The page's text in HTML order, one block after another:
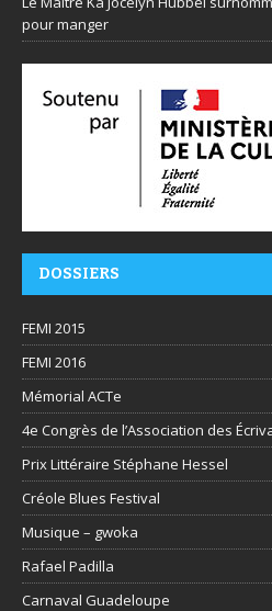
pour manger
DOSSIERS
FEMI 2015
FEMI 2016
Mémorial ACTe
4e Congrès de l’Association des
Prix Littéraire Stéphane Hessel
Créole Blues Festival
Musique – gwoka
Rafael Padilla
Carnaval Guadeloupe